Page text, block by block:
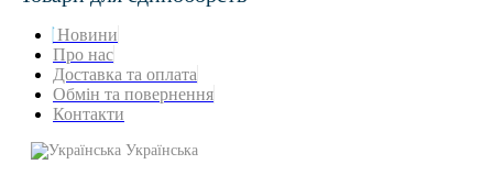
Новини
Про нас
Доставка та оплата
Обмін та повернення
Контакти
Українська